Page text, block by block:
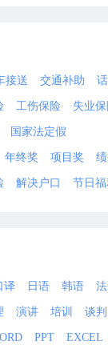
接送 交通补助
工伤保险 失业
国家法定假
年终奖 项目奖
解决户口 节日
译 日语 韩语
演讲 培训 谈判
PPT EXCEL